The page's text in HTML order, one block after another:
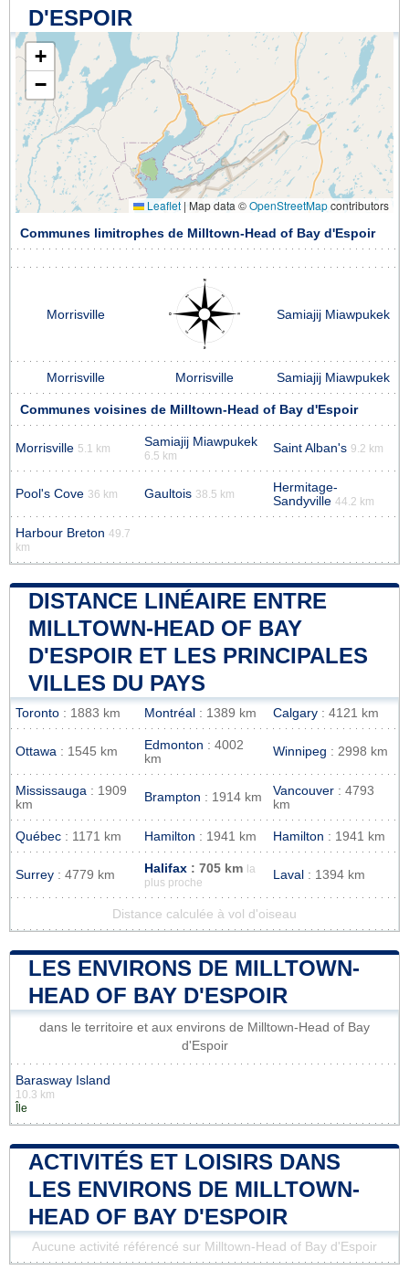
D'ESPOIR
+
−
Leaflet | Map data ©OpenStreetMapcontributors
Communes limitrophes de Milltown-Head of Bay d'Espoir
Morrisville Samiajij Miawpukek
Morrisville Morrisville Samiajij Miawpukek
Communes voisines de Milltown-Head of Bay d'Espoir
Morrisville 5.1 km Samiajij Miawpukek
6.5 km
Saint Alban's 9.2 km
Pool's Cove 36 km Gaultois 38.5 km
Hermitage-
Sandyville 44.2 km
Harbour Breton 49.7
km
DISTANCE LINÉAIRE ENTRE
MILLTOWN-HEAD OF BAY
D'ESPOIR ET LES PRINCIPALES
VILLES DU PAYS
Toronto : 1883 km Montréal : 1389 km Calgary : 4121 km
Ottawa : 1545 km Edmonton : 4002
km
Winnipeg : 2998 km
Mississauga : 1909
km
Brampton : 1914 km Vancouver : 4793
km
Québec : 1171 km Hamilton : 1941 km Hamilton : 1941 km
Surrey : 4779 km Halifax : 705 km
la
plus proche
Laval : 1394 km
Distance calculée à vol d'oiseau
LES ENVIRONS DE MILLTOWN-
HEAD OF BAY D'ESPOIR
dans le territoire et aux environs de Milltown-Head of Bay
d'Espoir
Barasway Island
10.3 km
Île
ACTIVITÉS ET LOISIRS DANS
LES ENVIRONS DE MILLTOWN-
HEAD OF BAY D'ESPOIR
Aucune activité référencé sur Milltown-Head of Bay d'Espoir